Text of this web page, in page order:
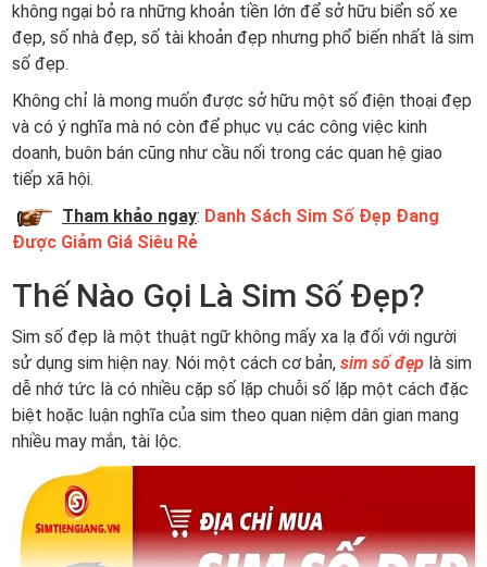
không ngại bỏ ra những khoản tiền lớn để sở hữu biển số xe
đẹp, số nhà đẹp, số tài khoản đẹp nhưng phổ biến nhất là sim
số đẹp.
Không chỉ là mong muốn được sở hữu một số điện thoại đẹp
và có ý nghĩa mà nó còn để phục vụ các công việc kinh
doanh, buôn bán cũng như cầu nối trong các quan hệ giao
tiếp xã hội.
Tham khảo ngay: Danh Sách Sim Số Đẹp Đang
Được Giảm Giá Siêu Rẻ
Thế Nào Gọi Là Sim Số Đẹp?
Sim số đẹp là một thuật ngữ không mấy xa lạ đối với người
sử dụng sim hiện nay. Nói một cách cơ bản, sim số đẹp là sim
dễ nhớ tức là có nhiều cặp số lặp chuỗi số lặp một cách đặc
biệt hoặc luận nghĩa của sim theo quan niệm dân gian mang
nhiều may mắn, tài lộc.